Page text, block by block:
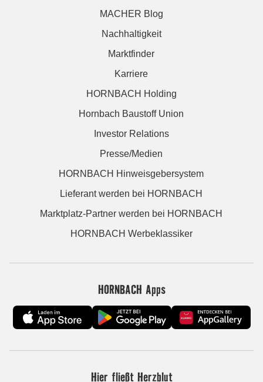
MACHER Blog
Nachhaltigkeit
Marktfinder
Karriere
HORNBACH Holding
Hornbach Baustoff Union
Investor Relations
Presse/Medien
HORNBACH Hinweisgebersystem
Lieferant werden bei HORNBACH
Marktplatz-Partner werden bei HORNBACH
HORNBACH Werbeklassiker
HORNBACH Apps
Hier fließt Herzblut